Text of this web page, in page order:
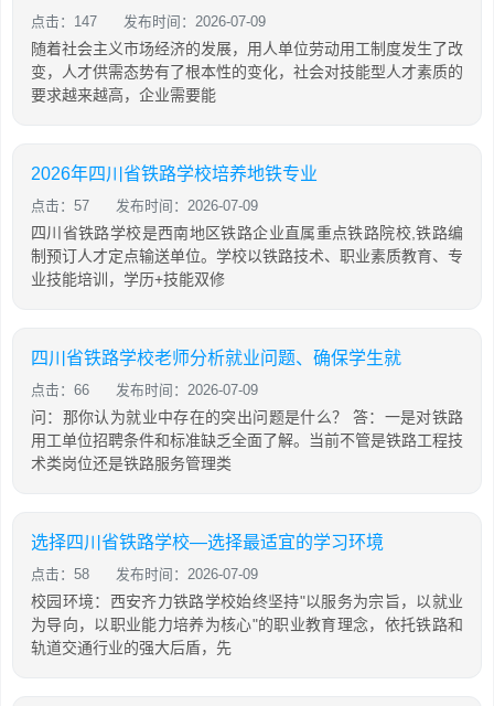
点击：147 发布时间：2026-07-09
随着社会主义市场经济的发展，用人单位劳动用工制度发生了改
变，人才供需态势有了根本性的变化，社会对技能型人才素质的
要求越来越高，企业需要能
2026年四川省铁路学校培养地铁专业
点击：57 发布时间：2026-07-09
四川省铁路学校是西南地区铁路企业直属重点铁路院校,铁路编
制预订人才定点输送单位。学校以铁路技术、职业素质教育、专
业技能培训，学历+技能双修
四川省铁路学校老师分析就业问题、确保学生就
点击：66 发布时间：2026-07-09
问：那你认为就业中存在的突出问题是什么？ 答：一是对铁路
用工单位招聘条件和标准缺乏全面了解。当前不管是铁路工程技
术类岗位还是铁路服务管理类
选择四川省铁路学校—选择最适宜的学习环境
点击：58 发布时间：2026-07-09
校园环境：西安齐力铁路学校始终坚持"以服务为宗旨，以就业
为导向，以职业能力培养为核心"的职业教育理念，依托铁路和
轨道交通行业的强大后盾，先